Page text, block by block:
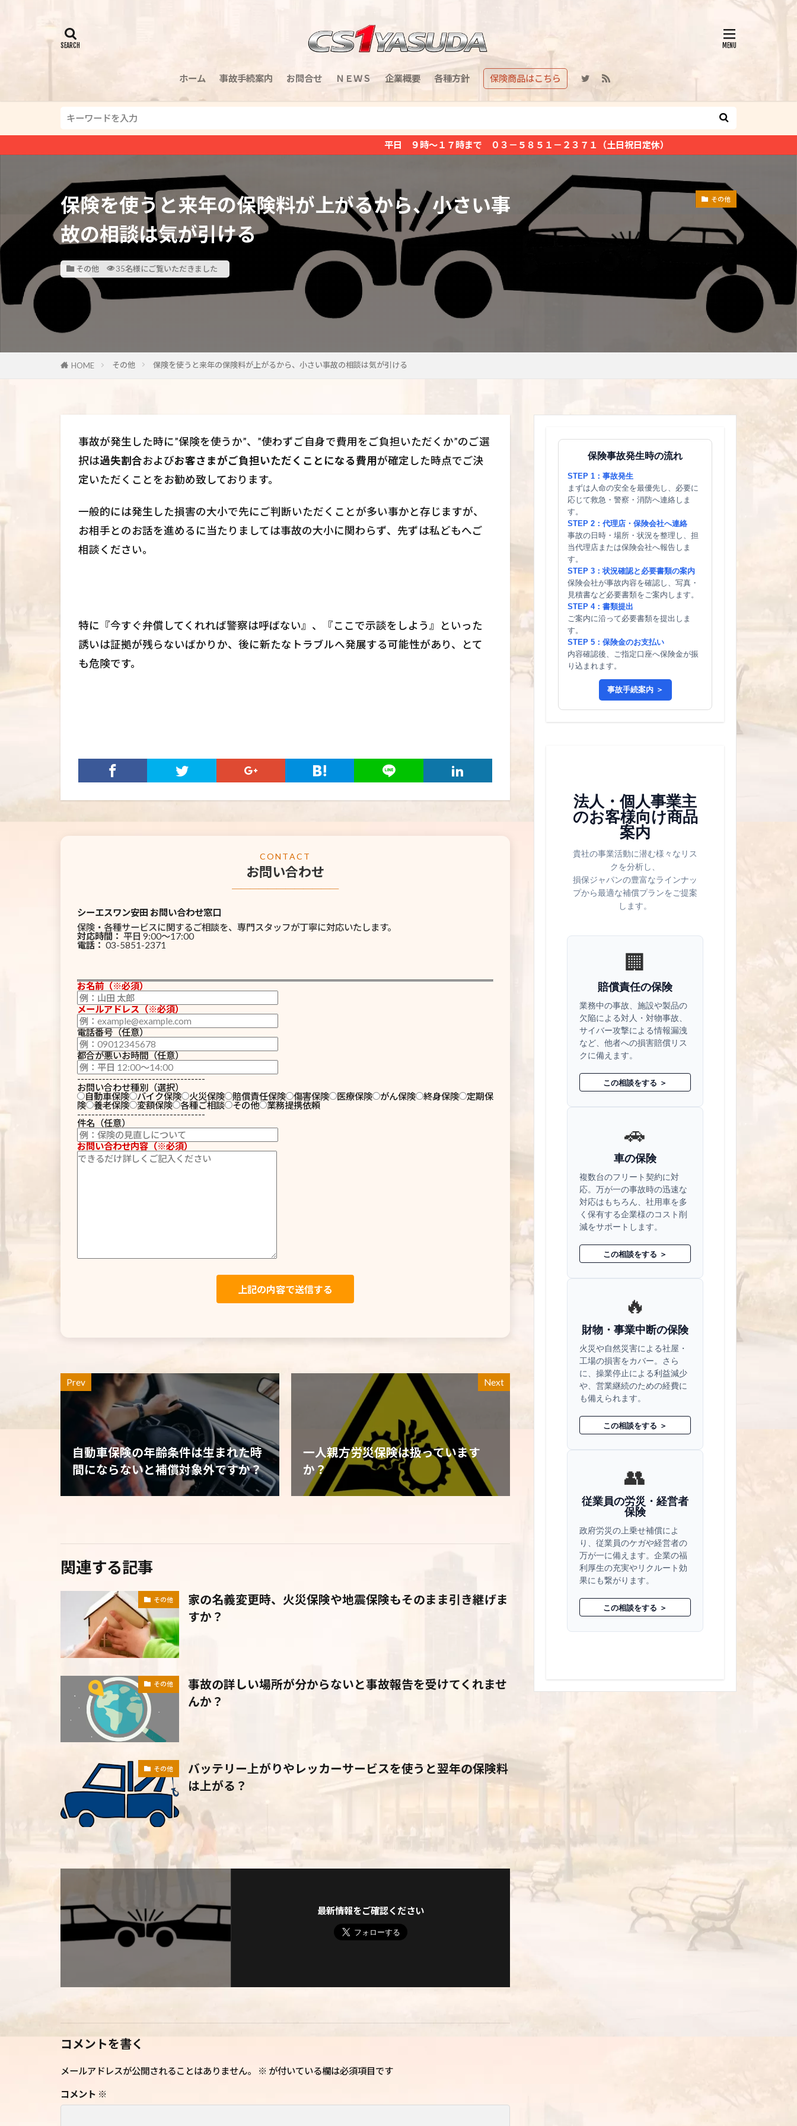
ホーム 事故手続案内 お問合せ ＮＥＷＳ 企業概要 各種方針 保険商品はこちら
平日 ９時～１７時まで ０３－５８５１－２３７１（土日祝日定休）
保険を使うと来年の保険料が上がるから、小さい事
故の相談は気が引ける
その他 35名様にご覧いただきました
その他
HOME その他 保険を使うと来年の保険料が上がるから、小さい事故の相談は気が引ける
事故が発生した時に”保険を使うか”、”使わずご自身で費用をご負担いただくか”のご選
択は過失割合およびお客さまがご負担いただくことになる費用が確定した時点でご決
定いただくことをお勧め致しております。
一般的には発生した損害の大小で先にご判断いただくことが多い事かと存じますが、
お相手とのお話を進めるに当たりましては事故の大小に関わらず、先ずは私どもへご
相談ください。
特に『今すぐ弁償してくれれば警察は呼ばない』、『ここで示談をしよう』といった
誘いは証拠が残らないばかりか、後に新たなトラブルへ発展する可能性があり、とて
も危険です。
CONTACT
お問い合わせ
────────────
シーエスワン安田 お問い合わせ窓口
保険・各種サービスに関するご相談を、専門スタッフが丁寧に対応いたします。
対応時間： 平日 9:00〜17:00
電話： 03-5851-2371
お名前（※必須）
メールアドレス（※必須）
電話番号（任意）
都合が悪いお時間（任意）
------------------------------------
お問い合わせ種別（選択）
自動車保険
バイク保険 火災保険 賠償責任保険 傷害保険 医療保険 がん保険 終身保険
定期保
険
養老保険 変額保険 各種ご相談 その他
業務提携依頼
------------------------------------
件名（任意）
お問い合わせ内容（※必須）
Prev
自動車保険の年齢条件は生まれた時
間にならないと補償対象外ですか？
Next
一人親方労災保険は扱っています
か？
関連する記事
その他
家の名義変更時、火災保険や地震保険もそのまま引き継げま
すか？
その他
事故の詳しい場所が分からないと事故報告を受けてくれませ
んか？
その他
バッテリー上がりやレッカーサービスを使うと翌年の保険料
は上がる？
最新情報をご確認ください
コメントを書く
メールアドレスが公開されることはありません。 ※ が付いている欄は必須項目です
コメント ※
保険事故発生時の流れ
STEP 1：事故発生
まずは人命の安全を最優先し、必要に
応じて救急・警察・消防へ連絡しま
す。
STEP 2：代理店・保険会社へ連絡
事故の日時・場所・状況を整理し、担
当代理店または保険会社へ報告しま
す。
STEP 3：状況確認と必要書類の案内
保険会社が事故内容を確認し、写真・
見積書など必要書類をご案内します。
STEP 4：書類提出
ご案内に沿って必要書類を提出しま
す。
STEP 5：保険金のお支払い
内容確認後、ご指定口座へ保険金が振
り込まれます。
事故手続案内 ＞
法人・個人事業主
のお客様向け商品
案内
貴社の事業活動に潜む様々なリス
クを分析し、
損保ジャパンの豊富なラインナッ
プから最適な補償プランをご提案
します。
🏢
賠償責任の保険
業務中の事故、施設や製品の
欠陥による対人・対物事故、
サイバー攻撃による情報漏洩
など、他者への損害賠償リス
クに備えます。
この相談をする ＞
🚗
車の保険
複数台のフリート契約に対
応。万が一の事故時の迅速な
対応はもちろん、社用車を多
く保有する企業様のコスト削
減をサポートします。
この相談をする ＞
🔥
財物・事業中断の保険
火災や自然災害による社屋・
工場の損害をカバー。さら
に、操業停止による利益減少
や、営業継続のための経費に
も備えられます。
この相談をする ＞
👥
従業員の労災・経営者
保険
政府労災の上乗せ補償によ
り、従業員のケガや経営者の
万が一に備えます。企業の福
利厚生の充実やリクルート効
果にも繋がります。
この相談をする ＞